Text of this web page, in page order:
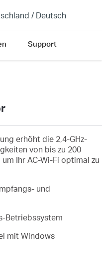
/ Deutsch
Support
erhöht die 2,4-GHz-
von bis zu 200
Ihr AC-Wi-Fi optimal zu
und
Betriebssystem
mit Windows